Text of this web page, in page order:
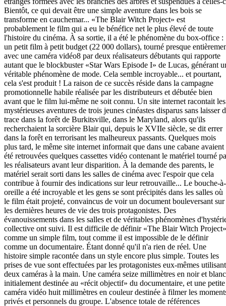
Bientôt, ce qui devait être une simple aventure dans les bois se
transforme en cauchemar... «The Blair Witch Project» est
probablement le film qui a eu le bénéfice net le plus élevé de toute
l'histoire du cinéma. À sa sortie, il a été le phénomène du box-office :
un petit film à petit budget (22 000 dollars), tourné presque
avec une caméra vidéo8 par deux réalisateurs débutants qui rapporte
autant que le blockbuster «Star Wars Episode I» de Lucas, générant
véritable phénomène de mode. Cela semble incroyable... et pourtant,
cela s'est produit ! La raison de ce succès réside dans la campagne
promotionnelle habile réalisée par les distributeurs et débutée bien
avant que le film lui-même ne soit connu. Un site internet racontait les
mystérieuses aventures de trois jeunes cinéastes disparus sans laisser
trace dans la forêt de Burkitsville, dans le Maryland, alors qu'ils
recherchaient la sorcière Blair qui, depuis le XVIIe siècle, se dit errer
dans la forêt en terrorisant les malheureux passants. Quelques mois
plus tard, le même site internet informait que dans une cabane avaient
été retrouvées quelques cassettes vidéo contenant le matériel tourné
les réalisateurs avant leur disparition. À la demande des parents, le
matériel serait sorti dans les salles de cinéma avec l'espoir que cela
contribue à fournir des indications sur leur retrouvaille... Le bouche-à-
oreille a été incroyable et les gens se sont précipités dans les salles où
le film était projeté, convaincus de voir un document bouleversant sur
les dernières heures de vie des trois protagonistes. Des
évanouissements dans les salles et de véritables phénomènes
collective ont suivi. Il est difficile de définir «The Blair Witch Project»
comme un simple film, tout comme il est impossible de le définir
comme un documentaire. Étant donné qu'il n'a rien de réel. Une
histoire simple racontée dans un style encore plus simple. Toutes les
prises de vue sont effectuées par les protagonistes eux-mêmes utilisant
deux caméras à la main. Une caméra seize millimètres en noir et
initialement destinée au «récit objectif» du documentaire, et une petite
caméra vidéo huit millimètres en couleur destinée à filmer les
privés et personnels du groupe. L'absence totale de références